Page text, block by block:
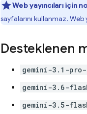
Web yayıncıları için
sayfalarını kullanmaz. Web
Desteklenen
gemini-3.1-
gemini-3.6-
gemini-3.5-